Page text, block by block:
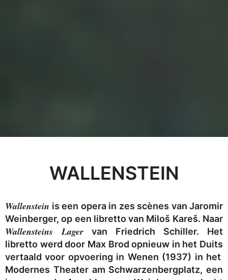
WALLENSTEIN
Wallenstein is een opera in zes scènes van Jaromir
Weinberger, op een libretto van Miloš Kareš. Naar
Wallensteins Lager van Friedrich Schiller. Het
libretto werd door Max Brod opnieuw in het Duits
vertaald voor opvoering in Wenen (1937) in het
Modernes Theater am Schwarzenbergplatz, een